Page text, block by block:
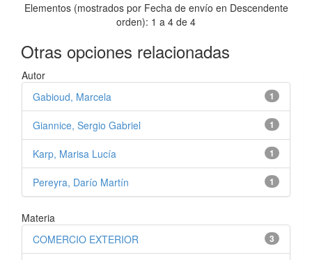
Elementos (mostrados por Fecha de envío en Descendente
orden): 1 a 4 de 4
Otras opciones relacionadas
Autor
1
Gabioud, Marcela
1
Giannice, Sergio Gabriel
1
Karp, Marisa Lucía
1
Pereyra, Darío Martín
Materia
3
COMERCIO EXTERIOR